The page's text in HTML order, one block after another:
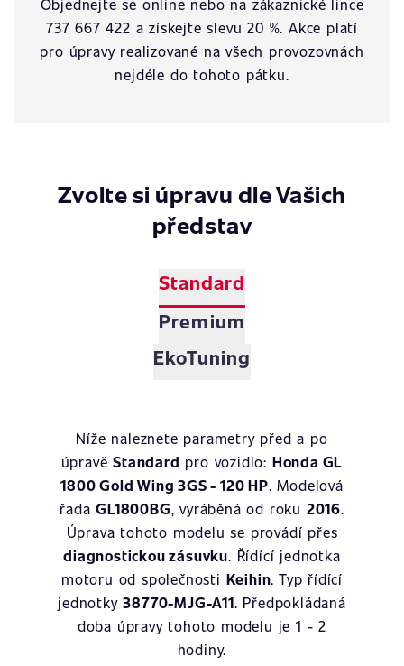
Objednejte se online nebo na zákaznické lince
737 667 422 a získejte slevu 20 %. Akce platí
pro úpravy realizované na všech provozovnách
nejdéle do tohoto pátku.
Zvolte si úpravu dle Vašich
představ
Standard
Premium
EkoTuning
Níže naleznete parametry před a po
úpravěStandard pro vozidlo: Honda GL
1800 Gold Wing 3GS - 120 HP. Modelová
řadaGL1800BG, vyráběná od roku 2016.
Úprava tohoto modelu se provádí přes
diagnostickou zásuvku. Řídící jednotka
motoru od společnosti Keihin. Typ řídící
jednotky38770-MJG-A11. Předpokládaná
doba úpravy tohoto modelu je 1 - 2
hodiny.